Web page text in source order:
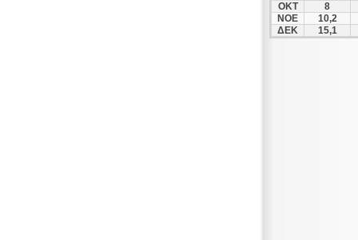
ΟΚΤ
8
ΝΟΕ
10,2
ΔΕΚ
15,1